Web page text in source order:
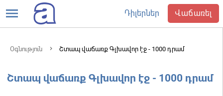
menu Դիլերներ Վաճառել
Օգնություն Շտապ վաճառք Գլխավոր էջ - 1000 դրամ
Շտապ վաճառք Գլխավոր էջ - 1000 դրամ